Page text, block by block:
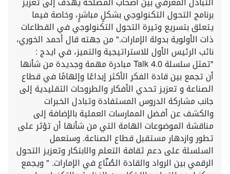
برنامج التحول التكنولوجي بشكلٍ مباشرٍ، وخاصة فيما
يتعلق بتسريع وتيرة التحول التكنولوجي في القطاعات
ذات الأولوية بدولة الإمارات." من جهته قال أحمد الخوري،
نائب الرئيس الأول للاستراتيجية والتميز، في ايدج :
"تمثل سلسلة Talk 4.0 مبادرة مهمة وجديدة من شأنها
أن تجمع بين قادة الفكر الأكثر إبداعًا وإلهامًا في قطاع
الصناعة و تعزيز تحدي الأفكار والطروحات التقليدية إلى
جانب مشاركة الدروس المستفادة وتبادل الخبرات
والكشف عن أفضل الممارسات العملية بالإضافة إلى
مناقشة الموضوعات الهامة التي من شأنها أن تؤثر على
تطور وازدهار مستقبل قطاع الصناعة. وستعمل
السلسلة على دعم ثقافة التعلم والابتكار وتعزيز التحول
الرقمي بين الرواد والقادة الصُنّاع في الإمارات. " ويجمع